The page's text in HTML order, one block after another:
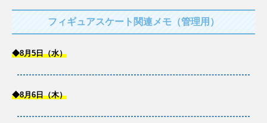
フィギュアスケート関連メモ（管理用）
◆8月5日（水）
◆8月6日（木）